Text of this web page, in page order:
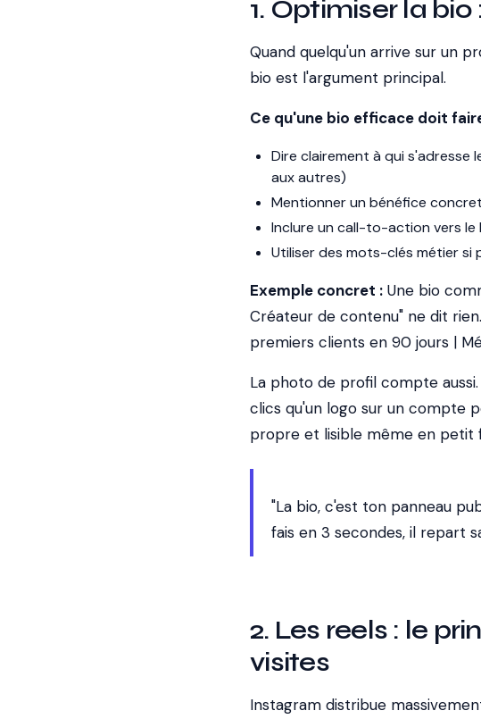
1. Optimiser la
Quand quelqu'un arrive sur un
bio est l'argument principal.
Ce qu'une bio efficace doit
Dire clairement à qui s'adresse
aux autres)
Mentionner un bénéfice
Inclure un call-to-action vers le
Utiliser des mots-clés métier si
Exemple concret : Une bio
Créateur de contenu" ne dit
premiers clients en 90 jours |
La photo de profil compte
clics qu'un logo sur un compte
propre et lisible même en petit
"La bio, c'est ton panneau
fais en 3 secondes, il repart
2. Les reels : le
visites
Instagram distribue